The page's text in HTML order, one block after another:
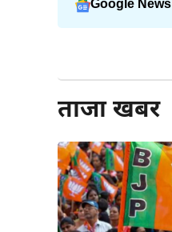
Google News
ताजा खबर